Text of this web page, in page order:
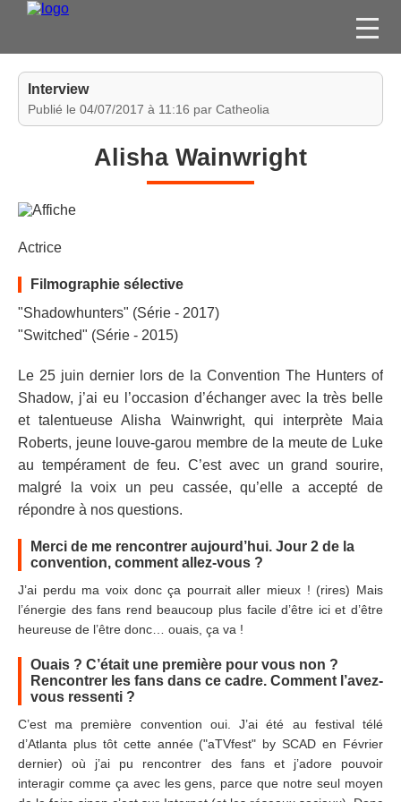
FILMS
JEUX VIDÉO
Interview
Publié le 04/07/2017 à 11:16 par Catheolia
Alisha Wainwright
Actrice
Filmographie sélective
"Shadowhunters" (Série - 2017)
"Switched" (Série - 2015)
Le 25 juin dernier lors de la Convention The Hunters of
Shadow, j’ai eu l’occasion d’échanger avec la très belle
et talentueuse Alisha Wainwright, qui interprète Maia
Roberts, jeune louve-garou membre de la meute de Luke
au tempérament de feu. C’est avec un grand sourire,
malgré la voix un peu cassée, qu’elle a accepté de
répondre à nos questions.
Merci de me rencontrer aujourd’hui. Jour 2 de la
convention, comment allez-vous ?
J’ai perdu ma voix donc ça pourrait aller mieux ! (rires) Mais
l’énergie des fans rend beaucoup plus facile d’être ici et d’être
heureuse de l’être donc… ouais, ça va !
Ouais ? C’était une première pour vous non ?
Rencontrer les fans dans ce cadre. Comment l’avez-
vous ressenti ?
C’est ma première convention oui. J’ai été au festival télé
d’Atlanta plus tôt cette année ("aTVfest" by SCAD en Février
dernier) où j’ai pu rencontrer des fans et j’adore pouvoir
interagir comme ça avec les gens, parce que notre seul moyen